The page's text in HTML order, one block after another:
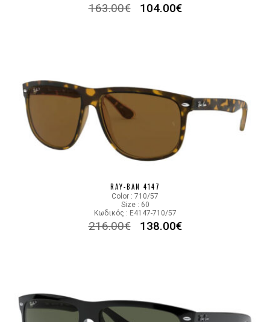
163.00€ 104.00€
RAY-BAN 4147
Color : 710/57
Size : 60
Κωδικός : E4147-710/57
216.00€ 138.00€